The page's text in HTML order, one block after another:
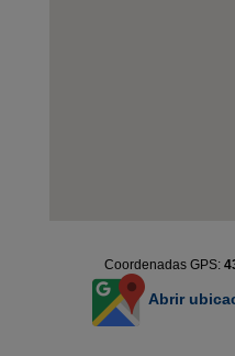
Coordenadas GPS:
Abrir